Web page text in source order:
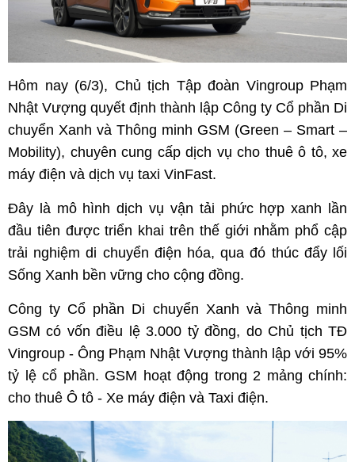
Hôm nay (6/3), Chủ tịch Tập đoàn Vingroup Phạm
Nhật Vượng quyết định thành lập Công ty Cổ phần Di
chuyển Xanh và Thông minh GSM (Green – Smart –
Mobility), chuyên cung cấp dịch vụ cho thuê ô tô, xe
máy điện và dịch vụ taxi VinFast.
Đây là mô hình dịch vụ vận tải phức hợp xanh lần
đầu tiên được triển khai trên thế giới nhằm phổ cập
trải nghiệm di chuyển điện hóa, qua đó thúc đẩy lối
Sống Xanh bền vững cho cộng đồng.
Công ty Cổ phần Di chuyển Xanh và Thông minh
GSM có vốn điều lệ 3.000 tỷ đồng, do Chủ tịch TĐ
Vingroup - Ông Phạm Nhật Vượng thành lập với 95%
tỷ lệ cổ phần. GSM hoạt động trong 2 mảng chính:
cho thuê Ô tô - Xe máy điện và Taxi điện.